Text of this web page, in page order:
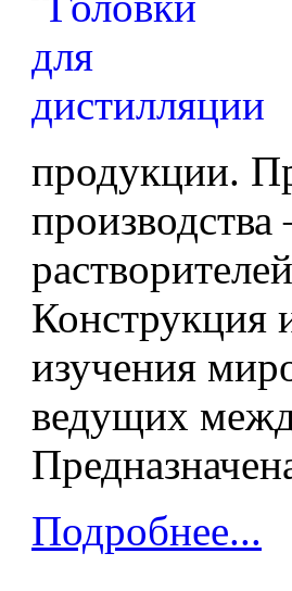
продукции.
Конструкция
изучения
ведущих
Подробнее...